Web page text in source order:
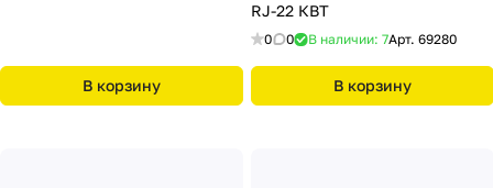
В корзину
RJ-22 КВТ
0 0 В наличии: 7Арт. 69280
В корзину